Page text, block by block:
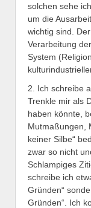
solchen sehe
um die
wichtig sind.
Verarbeitung
System
2. Ich schreibe
Trenkle mir als
haben könnte,
Mutmaßungen,
keiner Silbe“
zwar so nicht
Schlampiges
schreibe ich
Gründen“
Gründen“. Ich